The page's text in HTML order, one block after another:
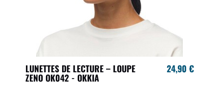
LUNETTES DE LECTURE – LOUPE
ZENO OK042 - OKKIA
24,90 €